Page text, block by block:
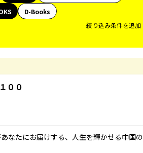
D-Books
絞り込み条件を追加
００
なたにお届けする、人生を輝かせる中国の